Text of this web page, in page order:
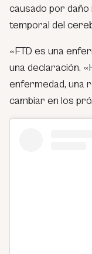
causado por
temporal del
«FTD es una
una declaración.
enfermedad, una
cambiar en los